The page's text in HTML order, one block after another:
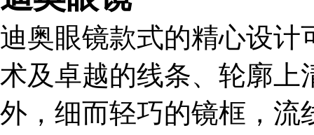
迪奥眼镜款式的精心设计
术及卓越的线条、轮廓上
外，细而轻巧的镜框，流